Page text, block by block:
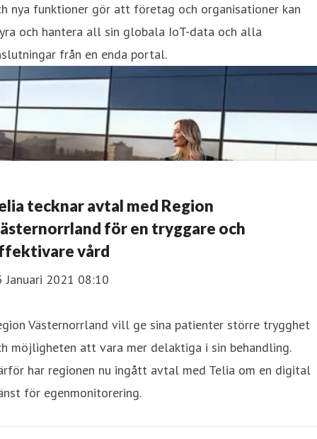
nya funktioner gör att företag och organisationer kan
och hantera all sin globala IoT-data och alla
från en enda portal.
tecknar avtal med Region
för en tryggare och
vård
Januari 2021 08:10
Västernorrland vill ge sina patienter större trygghet
möjligheten att vara mer delaktiga i sin behandling.
har regionen nu ingått avtal med Telia om en digital
för egenmonitorering.